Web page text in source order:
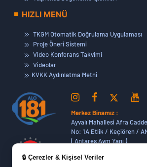
🔒 Çerezler & Kişisel Veriler
HIZLI MENÜ
TKGM Otomatik Doğrulama Uygulaması
Proje Öneri Sistemi
Video Konferans Takvimi
Videolar
KVKK Aydınlatma Metni
Merkez Binamız :
Ayvalı Mahallesi Afra
No: 1A Etlik / Keçiören /
( Antares Avm Yanı )
Dikmen Hizmet Binamız :